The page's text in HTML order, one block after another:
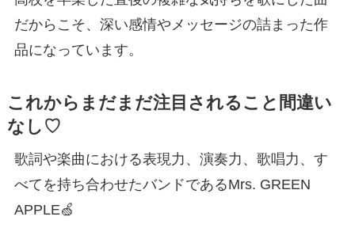
だからこそ、深い感情やメッセージの詰まった作
品になっています。
これからまだまだ注目されること間違い
なし♡
歌詞や楽曲における表現力、演奏力、歌唱力、す
べてを持ち合わせたバンドであるMrs. GREEN
APPLE🍏